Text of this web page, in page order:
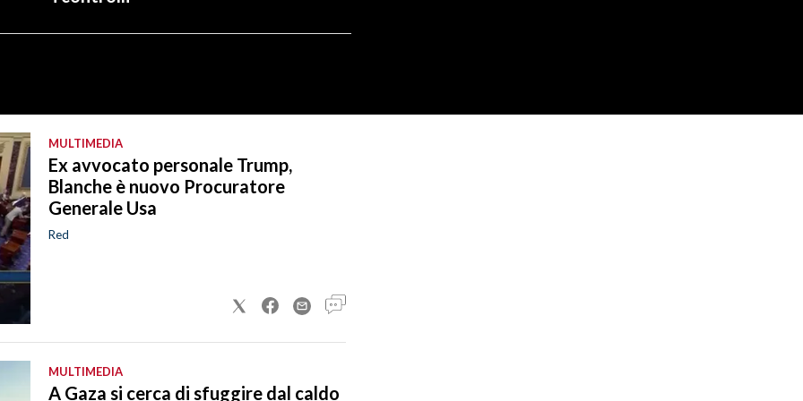
MULTIMEDIA
Ex avvocato personale Trump,
Blanche è nuovo Procuratore
Generale Usa
Red
MULTIMEDIA
A Gaza si cerca di sfuggire dal caldo